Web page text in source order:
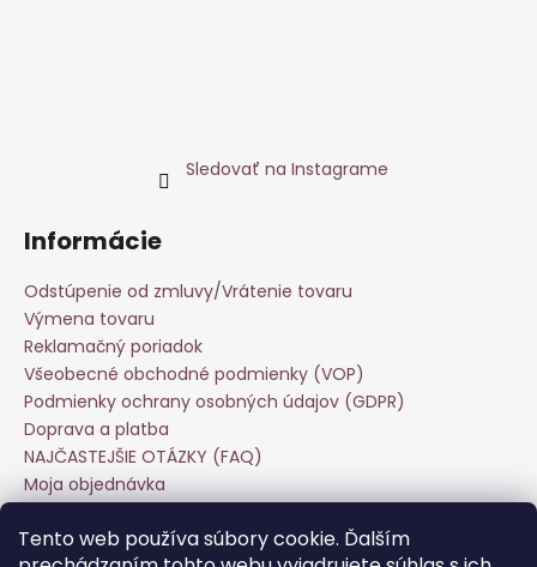
Tento web používa súbory cookie. Ďalším
Sledovať na Instagrame
Informácie
Odstúpenie od zmluvy/Vrátenie tovaru
Výmena tovaru
Reklamačný poriadok
Všeobecné obchodné podmienky (VOP)
Podmienky ochrany osobných údajov (GDPR)
Doprava a platba
NAJČASTEJŠIE OTÁZKY (FAQ)
Moja objednávka
Veľkoobchod